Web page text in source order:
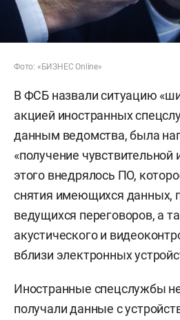
Фото: «БИЗНЕС Online»
В ФСБ назвали ситуацию
акцией иностранных
данным ведомства, была
«получение
этого внедрялось ПО,
снятия имеющихся данных,
ведущихся переговоров, а
акустического и
вблизи электронных
Иностранные спецслужбы
получали данные с